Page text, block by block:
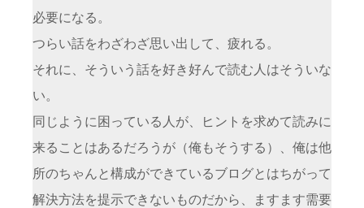
必要になる。
つらい話をわざわざ思い出して、疲れる。
それに、そういう話を好き好んで読む人はそういな
い。
同じように困っている人が、ヒントを求めて読みに
来ることはあるだろうが（俺もそうする）、俺は他
所のちゃんと構成ができているブログとはちがって
解決方法を提示できないものだから、ますます需要